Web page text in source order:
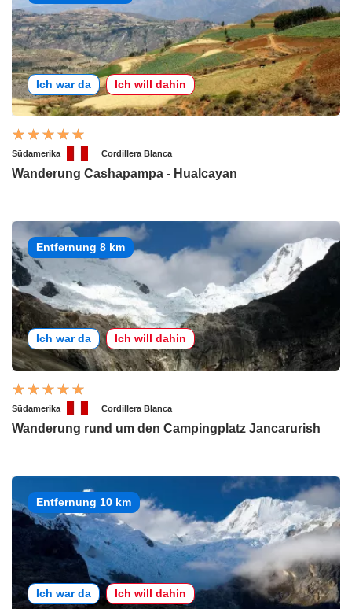
Ich war da Ich will dahin
Südamerika Cordillera Blanca
Wanderung Cashapampa - Hualcayan
Entfernung 8 km
Ich war da Ich will dahin
Südamerika Cordillera Blanca
Wanderung rund um den Campingplatz Jancarurish
Entfernung 10 km
Ich war da Ich will dahin